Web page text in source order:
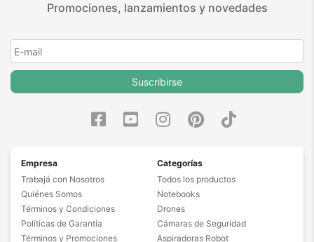
Promociones, lanzamientos y novedades
Suscribirse
Empresa
Trabajá con Nosotros
Quiénes Somos
Términos y Condiciones
Políticas de Garantía
Términos y Promociones
Categorías
Todos los productos
Notebooks
Drones
Cámaras de Seguridad
Aspiradoras Robot